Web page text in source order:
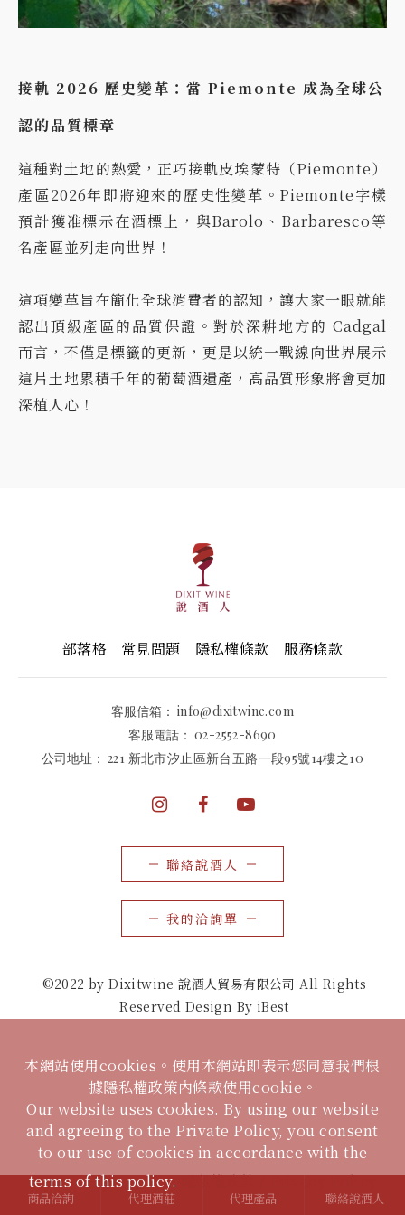
接軌 2026 歷史變革：當 Piemonte 成為全球公
認的品質標章
這種對土地的熱愛，正巧接軌皮埃蒙特（Piemonte）
產區2026年即將迎來的歷史性變革。Piemonte字樣
預計獲准標示在酒標上，與Barolo、Barbaresco等
名產區並列走向世界！
這項變革旨在簡化全球消費者的認知，讓大家一眼就能
認出頂級產區的品質保證。對於深耕地方的 Cadgal
而言，不僅是標籤的更新，更是以統一戰線向世界展示
這片土地累積千年的葡萄酒遺產，高品質形象將會更加
深植人心！
部落格 常見問題 隱私權條款 服務條款
客服信箱： info@dixitwine.com
客服電話：02-2552-8690
公司地址： 221 新北市汐止區新台五路一段95號14樓之10
聯絡說酒人
我的洽詢單
©2022 by Dixitwine 說酒人貿易有限公司 All Rights
Reserved Design By iBest
本網站使用cookies。使用本網站即表示您同意我們根
據隱私權政策內條款使用cookie。
Our website uses cookies. By using our website
and agreeing to the Private Policy, you consent
to our use of cookies in accordance with the
terms of this policy.隱私權政策 / Privacy Policy
商品洽詢 代理酒莊 代理產品 聯絡說酒人